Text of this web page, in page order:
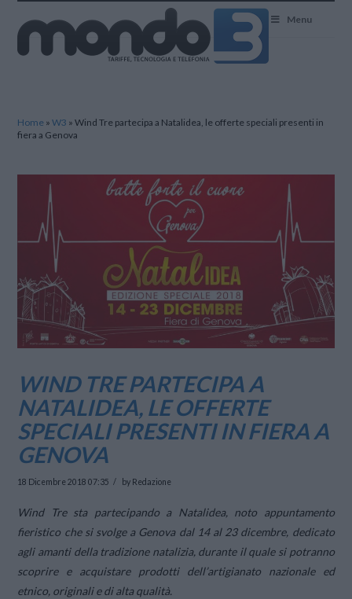
Menu
Home »W3 »Wind Tre partecipa a Natalidea, le offerte speciali presenti in
fiera a Genova
WIND TRE PARTECIPA A
NATALIDEA, LE OFFERTE
SPECIALI PRESENTI IN FIERA A
GENOVA
18 Dicembre 2018 07:35 by Redazione
Wind Tre sta partecipando a Natalidea, noto appuntamento
fieristico che si svolge a Genova dal 14 al 23 dicembre, dedicato
agli amanti della tradizione natalizia, durante il quale si potranno
scoprire e acquistare prodotti dell’artigianato nazionale ed
etnico, originali e di alta qualità.